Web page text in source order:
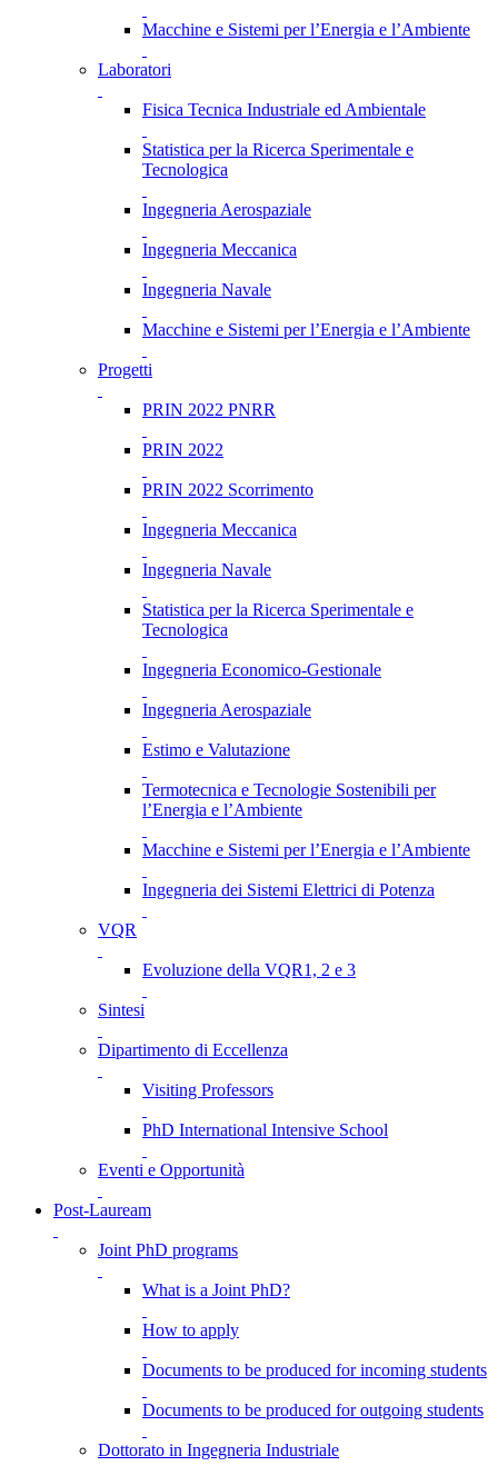
Macchine e Sistemi per l’Energia e l’Ambiente
Laboratori
Fisica Tecnica Industriale ed Ambientale
Statistica per la Ricerca Sperimentale e
Tecnologica
Ingegneria Aerospaziale
Ingegneria Meccanica
Ingegneria Navale
Macchine e Sistemi per l’Energia e l’Ambiente
Progetti
PRIN 2022 PNRR
PRIN 2022
PRIN 2022 Scorrimento
Ingegneria Meccanica
Ingegneria Navale
Statistica per la Ricerca Sperimentale e
Tecnologica
Ingegneria Economico-Gestionale
Ingegneria Aerospaziale
Estimo e Valutazione
Termotecnica e Tecnologie Sostenibili per
l’Energia e l’Ambiente
Macchine e Sistemi per l’Energia e l’Ambiente
Ingegneria dei Sistemi Elettrici di Potenza
VQR
Evoluzione della VQR1, 2 e 3
Sintesi
Dipartimento di Eccellenza
Visiting Professors
PhD International Intensive School
Eventi e Opportunità
Post-Lauream
Joint PhD programs
What is a Joint PhD?
How to apply
Documents to be produced for incoming students
Documents to be produced for outgoing students
Dottorato in Ingegneria Industriale